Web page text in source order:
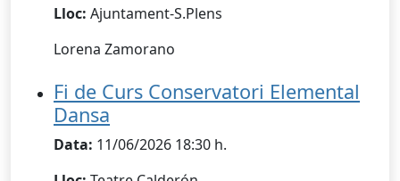
Lloc: Ajuntament-S.Plens
Lorena Zamorano
Fi de Curs Conservatori Elemental
Dansa
Data: 11/06/2026 18:30 h.